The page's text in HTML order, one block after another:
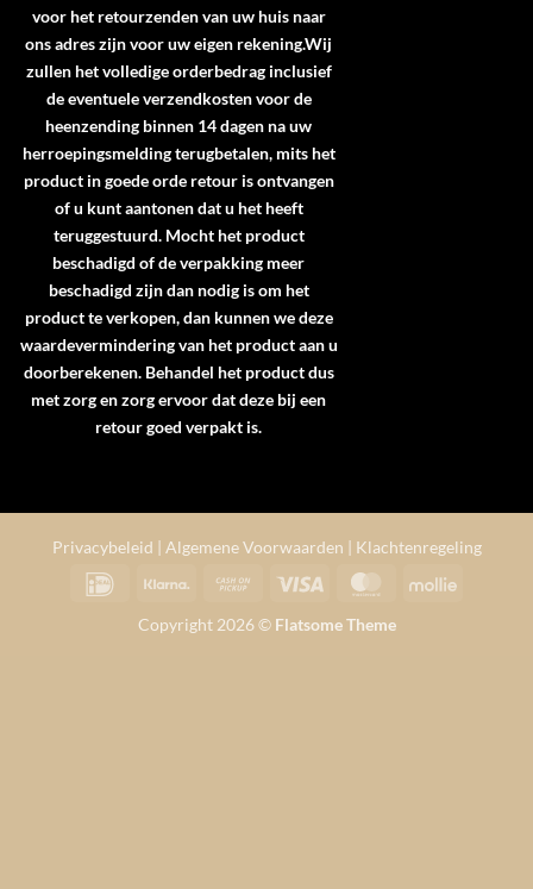
voor het retourzenden van uw huis naar
ons adres zijn voor uw eigen rekening.Wij
zullen het volledige orderbedrag inclusief
de eventuele verzendkosten voor de
heenzending binnen 14 dagen na uw
herroepingsmelding terugbetalen, mits het
product in goede orde retour is ontvangen
of u kunt aantonen dat u het heeft
teruggestuurd. Mocht het product
beschadigd of de verpakking meer
beschadigd zijn dan nodig is om het
product te verkopen, dan kunnen we deze
waardevermindering van het product aan u
doorberekenen. Behandel het product dus
met zorg en zorg ervoor dat deze bij een
retour goed verpakt is.
Privacybeleid | Algemene Voorwaarden | Klachtenregeling
IDeal
Klarna
Cash
Pickup
Visa MasterCardMollie
Copyright 2026 © Flatsome Theme